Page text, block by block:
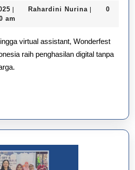
Festival
yang
Siap
Indonesia
September
1,
Rahardini Nurina Rahardini
0
am
virtual assistant, Wonderfest
raih penghasilan digital tanpa